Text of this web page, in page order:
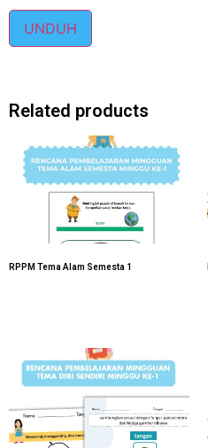
UNDUH
Related products
RPPM Tema Alam Semesta 1